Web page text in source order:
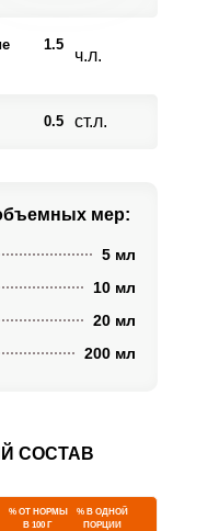
1.5
ч.л.
0.5 ст.л.
мер:
5 мл
10 мл
20 мл
200 мл
СОСТАВ
% ОТ НОРМЫ
В 100 Г
% В ОДНОЙ
ПОРЦИИ